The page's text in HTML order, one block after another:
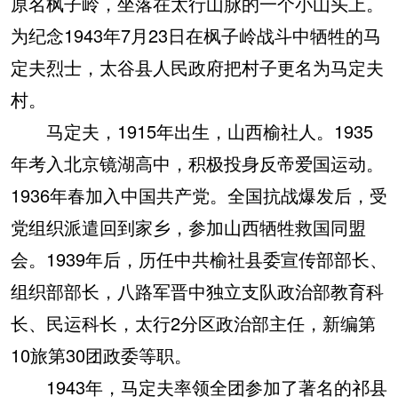
为纪念1943年7月23日在枫子岭战斗中牺牲的马
定夫烈士，太谷县人民政府把村子更名为马定夫
村。
马定夫，1915年出生，山西榆社人。1935
年考入北京镜湖高中，积极投身反帝爱国运动。
1936年春加入中国共产党。全国抗战爆发后，受
党组织派遣回到家乡，参加山西牺牲救国同盟
会。1939年后，历任中共榆社县委宣传部部长、
组织部部长，八路军晋中独立支队政治部教育科
长、民运科长，太行2分区政治部主任，新编第
10旅第30团政委等职。
1943年，马定夫率领全团参加了著名的祁县